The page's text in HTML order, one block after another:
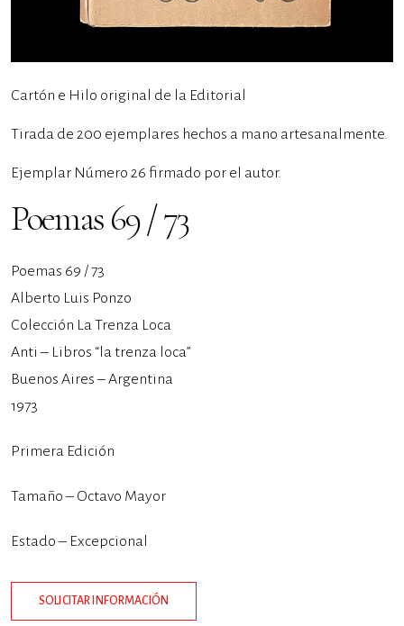
Cartón e Hilo original de la Editorial
Tirada de 200 ejemplares hechos a mano artesanalmente.
Ejemplar Número 26 firmado por el autor.
Poemas 69 / 73
Poemas 69 / 73
Alberto Luis Ponzo
Colección La Trenza Loca
Anti – Libros “la trenza loca”
Buenos Aires – Argentina
1973
Primera Edición
Tamaño – Octavo Mayor
Estado – Excepcional
SOLICITAR INFORMACIÓN